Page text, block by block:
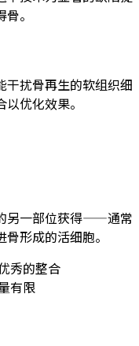
。
干扰骨再生的软组织细
优化效果。
另一部位获得——通常
形成的活细胞。
秀的整合
有限